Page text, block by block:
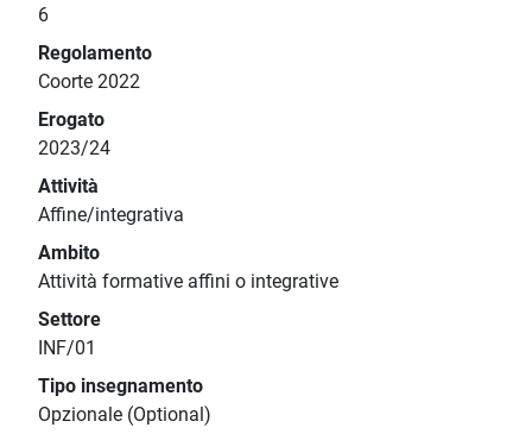
6
Regolamento
Coorte 2022
Erogato
2023/24
Attività
Affine/integrativa
Ambito
Attività formative affini o integrative
Settore
INF/01
Tipo insegnamento
Opzionale (Optional)